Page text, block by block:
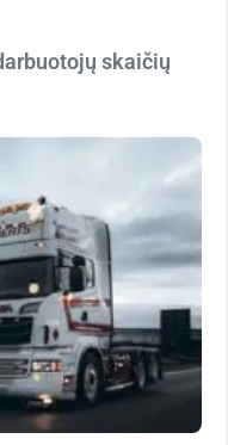
skaičių